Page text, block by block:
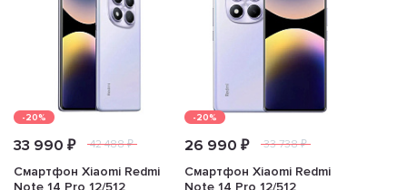
-20%
33 990 ₽ 42 488 ₽
Смартфон Xiaomi Redmi
Note 14 Pro 12/512
-20%
26 990 ₽ 33 738 ₽
Смартфон Xiaomi Redmi
Note 14 Pro 12/512